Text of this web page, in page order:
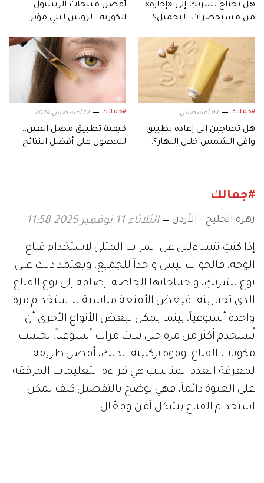
هل تحتاج بشرتكِ إلى «إجازة»
من مستحضرات التجميل؟
أفضل منتجات الريتينول
الكورية.. لروتين ليلي مؤثر
#جمالك 02 أغسطس
هل تحتاجين إلى إعادة تطبيق
واقي الشمس خلال النهار؟..
#جمالك 12 أغسطس 2024
كيفية تطبيق مصل العين..
للحصول على أفضل النتائج
#جمالك
زهرة الخليج - الأردن الثلاثاء 11 نوفمبر 2025 11:58
إذا كنتِ تتساءلين عن المرات المثلى لاستخدام قناع
الوجه، فالجواب ليس واحداً للجميع. ويعتمد ذلك على
نوع بشرتكِ، واحتياجاتها الخاصة، إضافة إلى نوع القناع
الذي تختارينه. فبعض الأقنعة مناسبة للاستخدام مرة
واحدة أسبوعياً، بينما يمكن لبعض الأنواع الأخرى أن
تُستخدم أكثر من مرة حتى ثلاث مرات أسبوعياً، بحسب
مكونات القناع، وقوة تركيبته. لذلك، أفضل طريقة
لمعرفة العدد المناسب هي قراءة التعليمات المرفقة
على العبوة دائماً، فهي توضح بالتفصيل كيف يمكن
استخدام القناع بشكل آمن وفعّال.